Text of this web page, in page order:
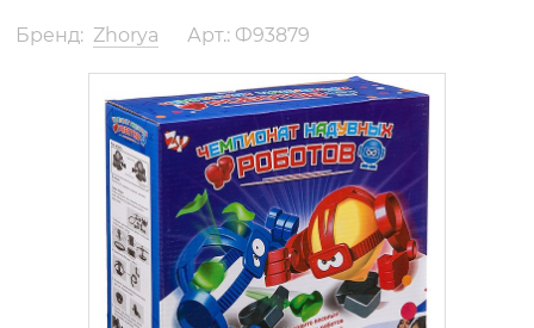
Бренд: Zhorya Арт.: Ф93879